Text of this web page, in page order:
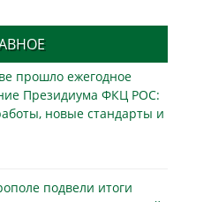
прошло ежегодное
Президиума ФКЦ РОС:
новые стандарты и
подвели итоги